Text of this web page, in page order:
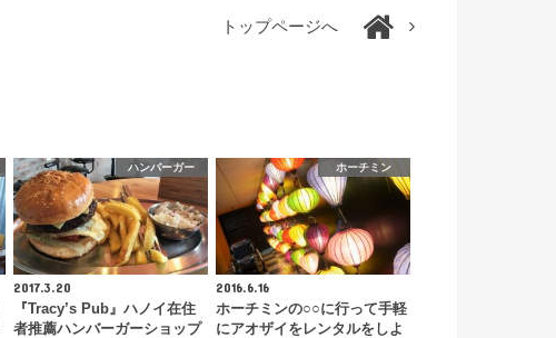
トップページへ
ハンバーガー
2017.3.20
『Tracy’s Pub』ハノイ在住
者推薦ハンバーガーショップ
ホーチミン
2016.6.16
ホーチミンの○○に行って手軽
にアオザイをレンタルをしよ